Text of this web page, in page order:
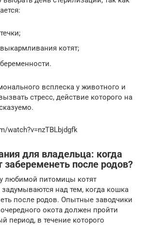
котят;
всплеска у животного и
стресс, действие которого на
watch?v=nzTBLbjdgfk
для владельца: когда
после родов?
любимой питомицы котят
над тем, когда кошка
после родов. Опытные заводчики
окота должен пройти
период, в течение которого